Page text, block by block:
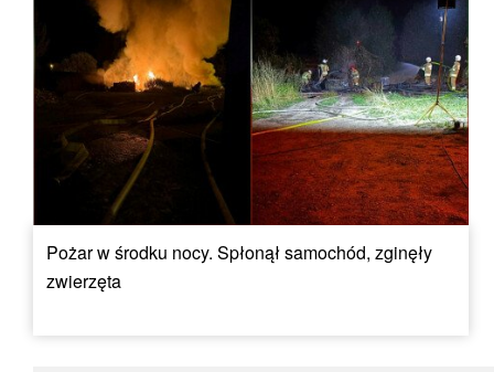
Pożar w środku nocy. Spłonął samochód, zginęły
zwierzęta